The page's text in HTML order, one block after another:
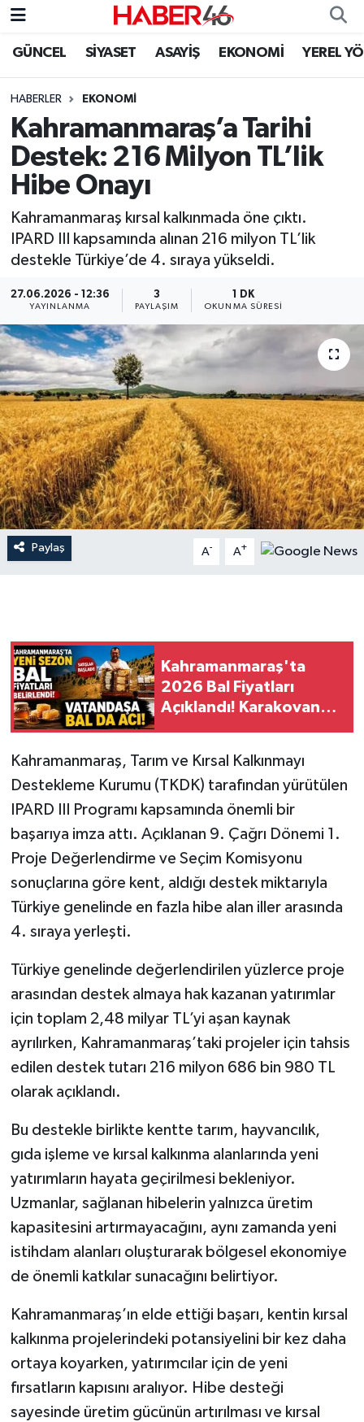
GÜNCEL SİYASET ASAYİŞ EKONOMİ YEREL
HABERLER EKONOMI
Kahramanmaraş’a Tarihi
Destek: 216 Milyon TL’lik
Hibe Onayı
Kahramanmaraş kırsal kalkınmada öne çıktı.
IPARD III kapsamında alınan 216 milyon TL’lik
destekle Türkiye’de 4. sıraya yükseldi.
27.06.2026 - 12:36
YAYINLANMA
3
PAYLAŞIM
1 DK
OKUNMA SÜRESI
Paylaş A- A+
Kahramanmaraş'ta
2026 Bal Fiyatları
Açıklandı! Karakovan
Kahramanmaraş, Tarım ve Kırsal Kalkınmayı
Destekleme Kurumu (TKDK) tarafından yürütülen
IPARD III Programı kapsamında önemli bir
başarıya imza attı. Açıklanan 9. Çağrı Dönemi 1.
Proje Değerlendirme ve Seçim Komisyonu
sonuçlarına göre kent, aldığı destek miktarıyla
Türkiye genelinde en fazla hibe alan iller arasında
4. sıraya yerleşti.
Türkiye genelinde değerlendirilen yüzlerce proje
arasından destek almaya hak kazanan yatırımlar
için toplam 2,48 milyar TL’yi aşan kaynak
ayrılırken, Kahramanmaraş’taki projeler için tahsis
edilen destek tutarı 216 milyon 686 bin 980 TL
olarak açıklandı.
Bu destekle birlikte kentte tarım, hayvancılık,
gıda işleme ve kırsal kalkınma alanlarında yeni
yatırımların hayata geçirilmesi bekleniyor.
Uzmanlar, sağlanan hibelerin yalnızca üretim
kapasitesini artırmayacağını, aynı zamanda yeni
istihdam alanları oluşturarak bölgesel ekonomiye
de önemli katkılar sunacağını belirtiyor.
Kahramanmaraş’ın elde ettiği başarı, kentin kırsal
kalkınma projelerindeki potansiyelini bir kez daha
ortaya koyarken, yatırımcılar için de yeni
fırsatların kapısını aralıyor. Hibe desteği
sayesinde üretim gücünün artırılması ve kırsal
GÜNCEL
SİYASET
EKONOMİ
SPOR
YAŞAM
TEKNOLOJİ
SAĞLIK
EĞİTİM
İLÇE HABERLERİ
KÜLTÜR-SANAT
KSÜ
DÜNYA
ROPORTAJ
KADIN-AİLE
YEREL YÖNETİM
MEDYA
SEÇİM 2011
ÜÇÜNCÜ SAYFA
BİLİMNET
Yemek
SİVİL TOPLUM
SEÇİM 2014
KİM KİMDİR
KİTAP
HEDEF2020
OTOMOBİL
MİZAH
Politika
YEREL
Nöbetçi Eczaneler
Hava Durumu
Kahramanmaraş Namaz Vakitleri
Trafik Durumu
Süper Lig Puan Durumu ve Fikstür
Tüm Manşetler
Son Dakika Haberleri
Haber Arşivi